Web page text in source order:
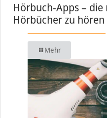
Hörbuch-Apps –
Hörbücher zu hören
Mehr